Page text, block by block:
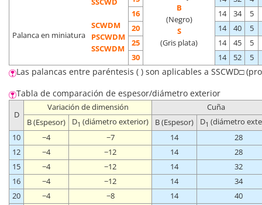
SSCWD
SCWDM
PSCWDM
SSCWDM
B
(Negro)
S
(Gris plata)
Palanca en miniatura
16 14 34 5
20
14 40 5
25
14 45 5
30
14 52 5
Las palancas entre paréntesis ( ) son aplicables a SSCWD□
Tabla de comparación de espesor/diámetro exterior
D
Variación de dimensión
Cuña
B (Espesor)
D1 (diámetro exterior) B (Espesor) D1 (diámetro
10
−4 −7 14
28
12
−4 −12 14
28
15
−4 −12 14
32
16
−4 −12 14
34
20
−4 −8 14
40